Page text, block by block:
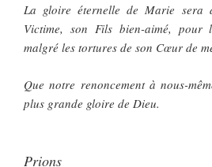
La gloire éternelle de Marie sera
Victime, son Fils bien-aimé, pour
malgré les tortures de son Cœur de
Que notre renoncement à nous-
plus grande gloire de Dieu.
Prions